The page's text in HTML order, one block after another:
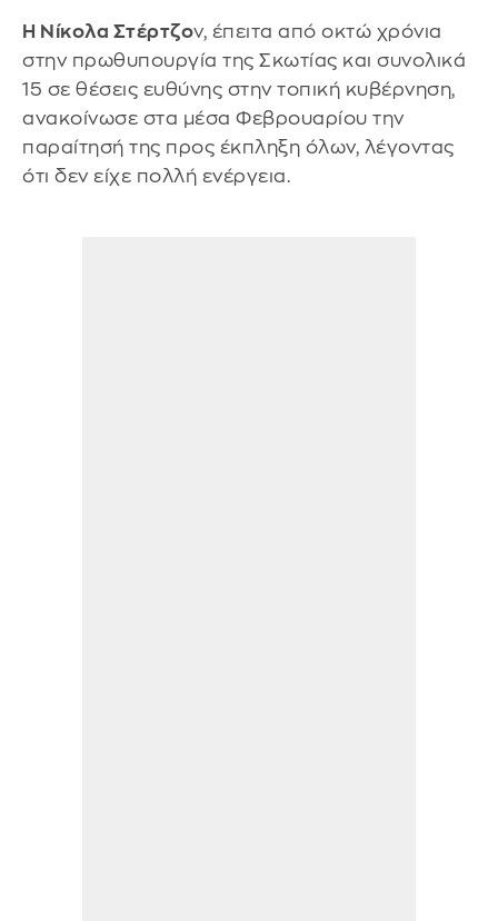
Η Νίκολα Στέρτζον, έπειτα από οκτώ χρόνια
στην πρωθυπουργία της Σκωτίας και συνολικά
15 σε θέσεις ευθύνης στην τοπική κυβέρνηση,
ανακοίνωσε στα μέσα Φεβρουαρίου την
παραίτησή της προς έκπληξη όλων, λέγοντας
ότι δεν είχε πολλή ενέργεια.